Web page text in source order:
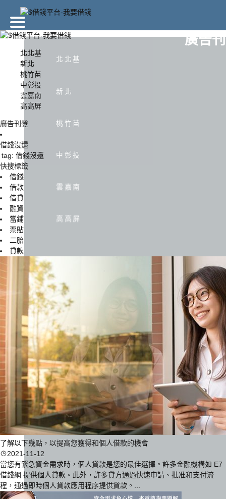
廣告
北北基
新北
桃竹苗
中彰投
雲嘉南
高高屏
北北基
新北
桃竹苗
中彰投
雲嘉南
高高屏
廣告刊登
借錢沒還
tag: 借錢沒還
快搜標籤
借錢
借款
借貸
融資
當鋪
票貼
二胎
貸款
了解以下幾點，以提高您獲得和個人借款的機會
2021-11-12
當您有緊急資金需求時，個人貸款是您的最佳選擇。許多金融機構如 E7
借錢網 提供個人貸款。此外，許多貸方通過快速申請、批准和支付流
程，通過即時個人貸款應用程序提供貸款。...